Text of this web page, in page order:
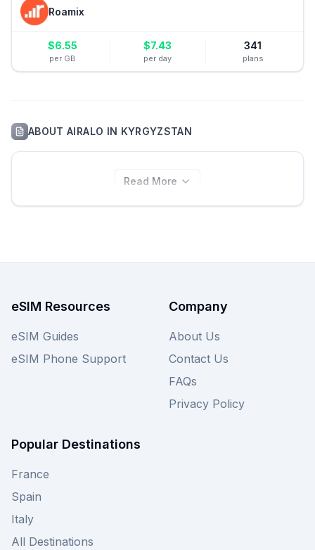
Roamix
$6.55
per GB
$7.43
per day
341
plans
ABOUTAIRALO IN KYRGYZSTAN
Read More
eSIM Resources
eSIM Guides
eSIM Phone Support
Company
About Us
Contact Us
FAQs
Privacy Policy
Popular Destinations
France
Spain
Italy
All Destinations